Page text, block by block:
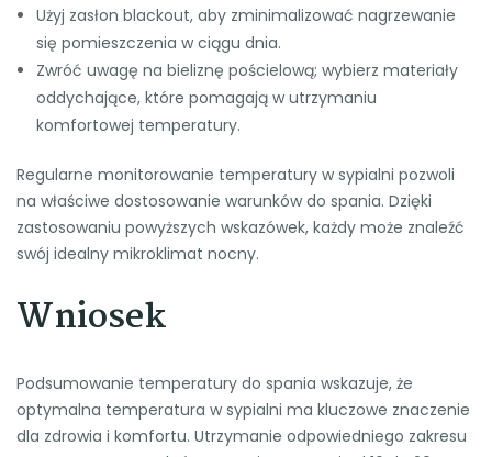
Użyj zasłon blackout, aby zminimalizować nagrzewanie
się pomieszczenia w ciągu dnia.
Zwróć uwagę na bieliznę pościelową; wybierz materiały
oddychające, które pomagają w utrzymaniu
komfortowej temperatury.
Regularne monitorowanie temperatury w sypialni pozwoli
na właściwe dostosowanie warunków do spania. Dzięki
zastosowaniu powyższych wskazówek, każdy może znaleźć
swój idealny mikroklimat nocny.
Wniosek
Podsumowanie temperatury do spania wskazuje, że
optymalna temperatura w sypialni ma kluczowe znaczenie
dla zdrowia i komfortu. Utrzymanie odpowiedniego zakresu